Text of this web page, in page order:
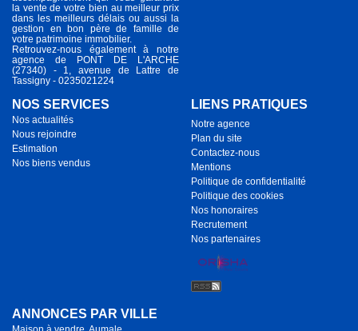
la vente de votre bien au meilleur prix
dans les meilleurs délais ou aussi la
gestion en bon père de famille de
votre patrimoine immobilier.
Retrouvez-nous également à notre
agence de PONT DE L'ARCHE
(27340) - 1, avenue de Lattre de
Tassigny - 0235021224
NOS SERVICES
Nos actualités
Nous rejoindre
Estimation
Nos biens vendus
LIENS PRATIQUES
Notre agence
Plan du site
Contactez-nous
Mentions
Politique de confidentialité
Politique des cookies
Nos honoraires
Recrutement
Nos partenaires
ANNONCES PAR VILLE